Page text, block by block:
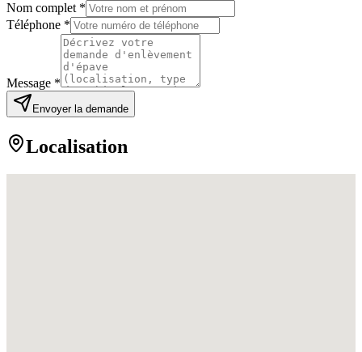
Nom complet *
Téléphone *
Message *
Envoyer la demande
Localisation